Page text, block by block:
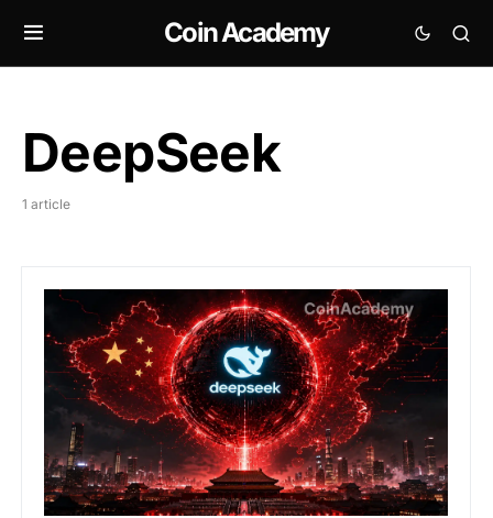
Coin Academy
DeepSeek
1 article
DeepSeek : le “Big Fund” chinois en tête d’une